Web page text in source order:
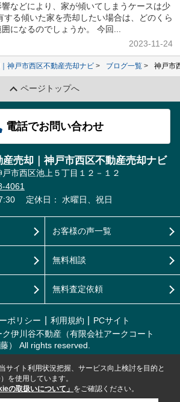
などにより、家が傾いてしまうケースは少
する傾いた家を売却したい場合は、どのくら
になるのでしょうか。 今回...
2023-11-24
神戸市西区不動産売却ナビ ブログ一覧 神戸市
ページトップへ
電話でお問い合わせ
売却｜神戸市西区不動産売却ナビ
市西区池上５丁目１２－１２
4061
定休日： 水曜日、祝日
お客様の声一覧
無料相談
無料査定依頼
ポリシー 利用規約
PCサイト
伊川谷不動産（有限会社アークコート
藤） All rights reserved.
サイト利用状況把握、サービス向上検討を目的と
を使用しています。
の取扱いについて」 をご確認ください。